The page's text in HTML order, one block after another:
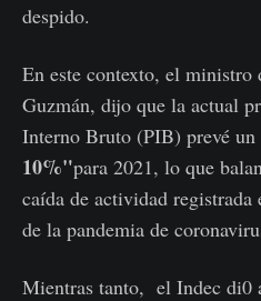
despido.
En este contexto, el
Guzmán, dijo que la actual
Interno Bruto (PIB) prevé
10%"para 2021, lo que
caída de actividad
de la pandemia de
Mientras tanto, el Indec di0